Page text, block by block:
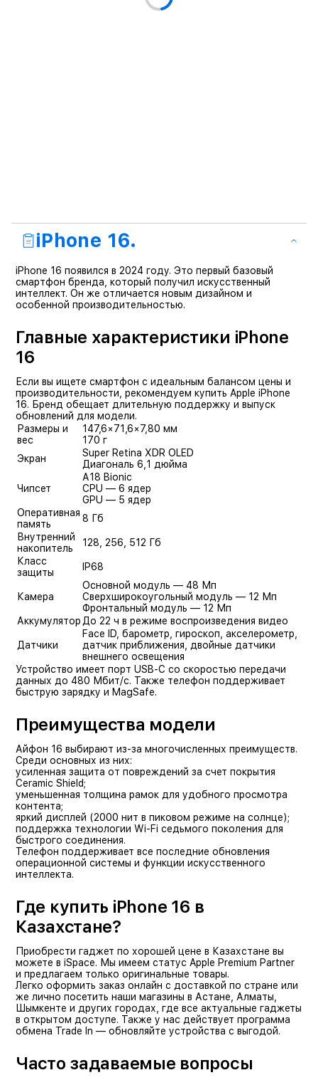
iPhone 16.
iPhone 16 появился в 2024 году. Это первый базовый
смартфон бренда, который получил искусственный
интеллект. Он же отличается новым дизайном и
особенной производительностью.
Главные характеристики iPhone
16
Если вы ищете смартфон с идеальным балансом цены и
производительности, рекомендуем купить Apple iPhone
16. Бренд обещает длительную поддержку и выпуск
обновлений для модели.
Размеры и
вес
147,6×71,6×7,80 мм
170 г
Экран
Super Retina XDR OLED
Диагональ 6,1 дюйма
Чипсет
А18 Bionic
CPU — 6 ядер
GPU — 5 ядер
Оперативная
память
8 Гб
Внутренний
накопитель
128, 256, 512 Гб
Класс
защиты
IP68
Камера
Основной модуль — 48 Мп
Сверхширокоугольный модуль — 12 Мп
Фронтальный модуль — 12 Мп
Аккумулятор До 22 ч в режиме воспроизведения видео
Датчики
Face ID, барометр, гироскоп, акселерометр,
датчик приближения, двойные датчики
внешнего освещения
Устройство имеет порт USB-C со скоростью передачи
данных до 480 Мбит/с. Также телефон поддерживает
быструю зарядку и MagSafe.
Преимущества модели
Айфон 16 выбирают из-за многочисленных преимуществ.
Среди основных из них:
усиленная защита от повреждений за счет покрытия
Ceramic Shield;
уменьшенная толщина рамок для удобного просмотра
контента;
яркий дисплей (2000 нит в пиковом режиме на солнце);
поддержка технологии Wi-Fi седьмого поколения для
быстрого соединения.
Телефон поддерживает все последние обновления
операционной системы и функции искусственного
интеллекта.
Где купить iPhone 16 в
Казахстане?
Приобрести гаджет по хорошей цене в Казахстане вы
можете в iSpace. Мы имеем статус Apple Premium Partner
и предлагаем только оригинальные товары.
Легко оформить заказ онлайн с доставкой по стране или
же лично посетить наши магазины в Астане, Алматы,
Шымкенте и других городах, где все актуальные гаджеты
в открытом доступе. Также у нас действует программа
обмена Trade In — обновляйте устройства с выгодой.
Часто задаваемые вопросы